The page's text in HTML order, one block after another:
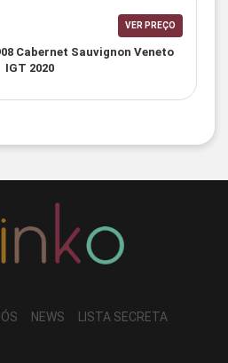
VER PREÇO
Cabernet Sauvignon Veneto
IGT 2020
NEWS LISTA SECRETA